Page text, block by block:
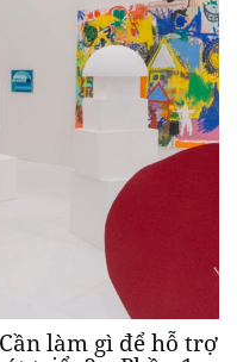
làm gì để hỗ trợ